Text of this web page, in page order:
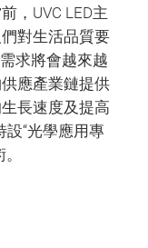
，UVC LED主
對生活品質要
求將會越來越
應產業鏈提供
長速度及提高
設“光學應用專